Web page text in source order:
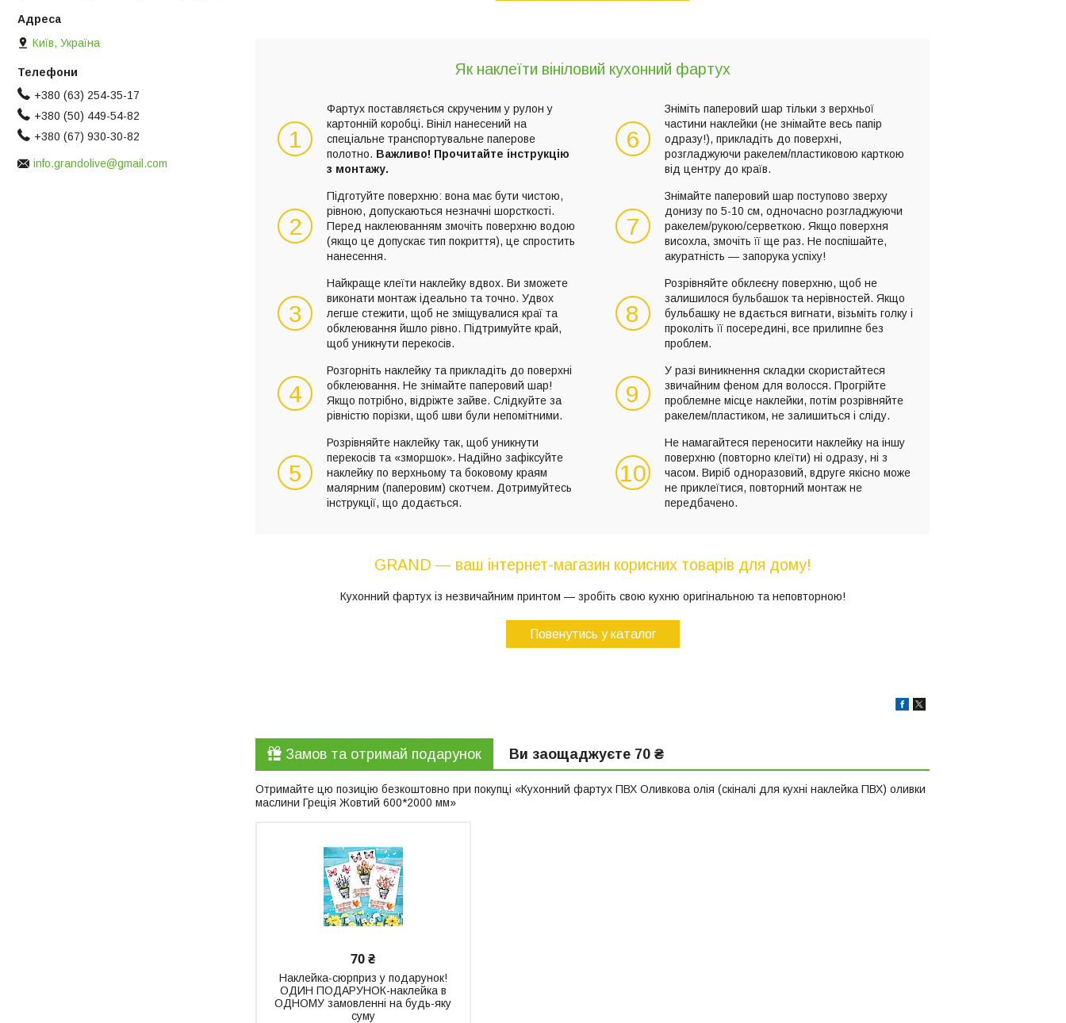
Як наклеїти вініловий кухонний фартух
1
Фартух поставляється скрученим у рулон у
картонній коробці. Вініл нанесений на
спеціальне транспортувальне паперове
полотно. Важливо! Прочитайте інструкцію
з монтажу.
2
Підготуйте поверхню: вона має бути чистою,
рівною, допускаються незначні шорсткості.
Перед наклеюванням змочіть поверхню водою
(якщо це допускає тип покриття), це спростить
нанесення.
3
Найкраще клеїти наклейку вдвох. Ви зможете
виконати монтаж ідеально та точно. Удвох
легше стежити, щоб не зміщувалися краї та
обклеювання йшло рівно. Підтримуйте край,
щоб уникнути перекосів.
4
Розгорніть наклейку та прикладіть до поверхні
обклеювання. Не знімайте паперовий шар!
Якщо потрібно, відріжте зайве. Слідкуйте за
рівністю порізки, щоб шви були непомітними.
5
Розрівняйте наклейку так, щоб уникнути
перекосів та «зморшок». Надійно зафіксуйте
наклейку по верхньому та боковому краям
малярним (паперовим) скотчем. Дотримуйтесь
інструкції, що додається.
6
Зніміть паперовий шар тільки з верхньої
частини наклейки (не знімайте весь папір
одразу!), прикладіть до поверхні,
розгладжуючи ракелем/пластиковою карткою
від центру до країв.
7
Знімайте паперовий шар поступово зверху
донизу по 5-10 см, одночасно розгладжуючи
ракелем/рукою/серветкою. Якщо поверхня
висохла, змочіть її ще раз. Не поспішайте,
акуратність — запорука успіху!
8
Розрівняйте обклеєну поверхню, щоб не
залишилося бульбашок та нерівностей. Якщо
бульбашку не вдається вигнати, візьміть голку і
проколіть її посередині, все прилипне без
проблем.
9
У разі виникнення складки скористайтеся
звичайним феном для волосся. Прогрійте
проблемне місце наклейки, потім розрівняйте
ракелем/пластиком, не залишиться і сліду.
10
Не намагайтеся переносити наклейку на іншу
поверхню (повторно клеїти) ні одразу, ні з
часом. Виріб одноразовий, вдруге якісно може
не приклеїтися, повторний монтаж не
передбачено.
GRAND — ваш інтернет-магазин корисних товарів для дому!
Кухонний фартух із незвичайним принтом — зробіть свою кухню оригінальною та неповторною!
Повенутись у каталог
Замов та отримай подарунок Ви заощаджуєте 70 ₴
Отримайте цю позицію безкоштовно при покупці «Кухонний фартух ПВХ Оливкова олія (скіналі для кухні наклейка ПВХ) оливки
маслини Греція Жовтий 600*2000 мм»
70 ₴
Наклейка-сюрприз у подарунок!
ОДИН ПОДАРУНОК-наклейка в
ОДНОМУ замовленні на будь-яку
суму
Київ, Україна
+380 (63) 254-35-17
+380 (50) 449-54-82
+380 (67) 930-30-82
info.grandolive@gmail.com